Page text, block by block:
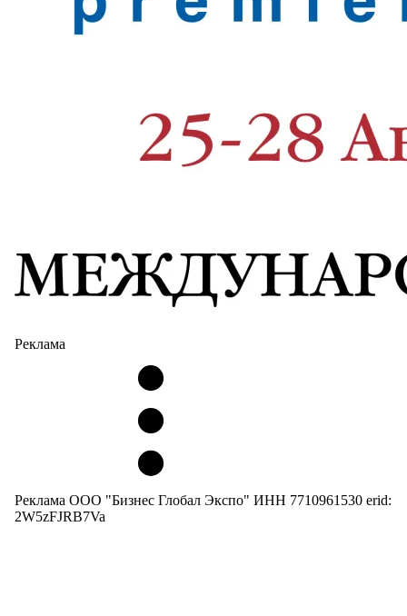
Реклама
Реклама ООО "Бизнес Глобал Экспо" ИНН 7710961530 erid:
2W5zFJRB7Va